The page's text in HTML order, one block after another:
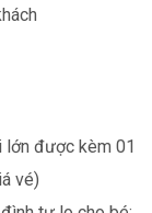
lớn được kèm 01
vé)